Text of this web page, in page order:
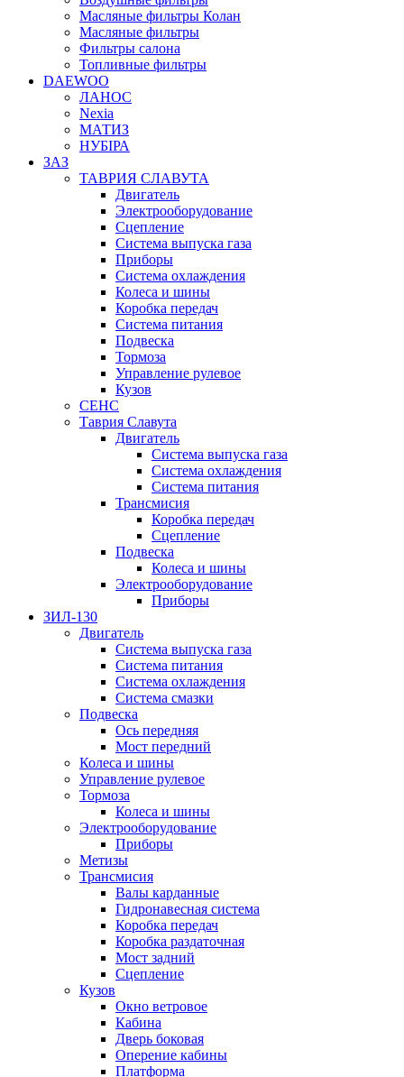
Масляные фильтры Колан
Масляные фильтры
Фильтры салона
Топливные фильтры
DAEWOO
ЛАНОС
Nexia
МАТИЗ
НУБІРА
ЗАЗ
ТАВРИЯ СЛАВУТА
Двигатель
Электрооборудование
Сцепление
Система выпуска газа
Приборы
Система охлаждения
Колеса и шины
Коробка передач
Система питания
Подвеска
Тормоза
Управление рулевое
Кузов
СЕНС
Таврия Славута
Двигатель
Система выпуска газа
Система охлаждения
Система питания
Трансмисия
Коробка передач
Сцепление
Подвеска
Колеса и шины
Электрооборудование
Приборы
ЗИЛ-130
Двигатель
Система выпуска газа
Система питания
Система охлаждения
Система смазки
Подвеска
Ось передняя
Мост передний
Колеса и шины
Управление рулевое
Тормоза
Колеса и шины
Электрооборудование
Приборы
Метизы
Трансмисия
Валы карданные
Гидронавесная система
Коробка передач
Коробка раздаточная
Мост задний
Сцепление
Кузов
Окно ветровое
Кабина
Дверь боковая
Оперение кабины
Платформа